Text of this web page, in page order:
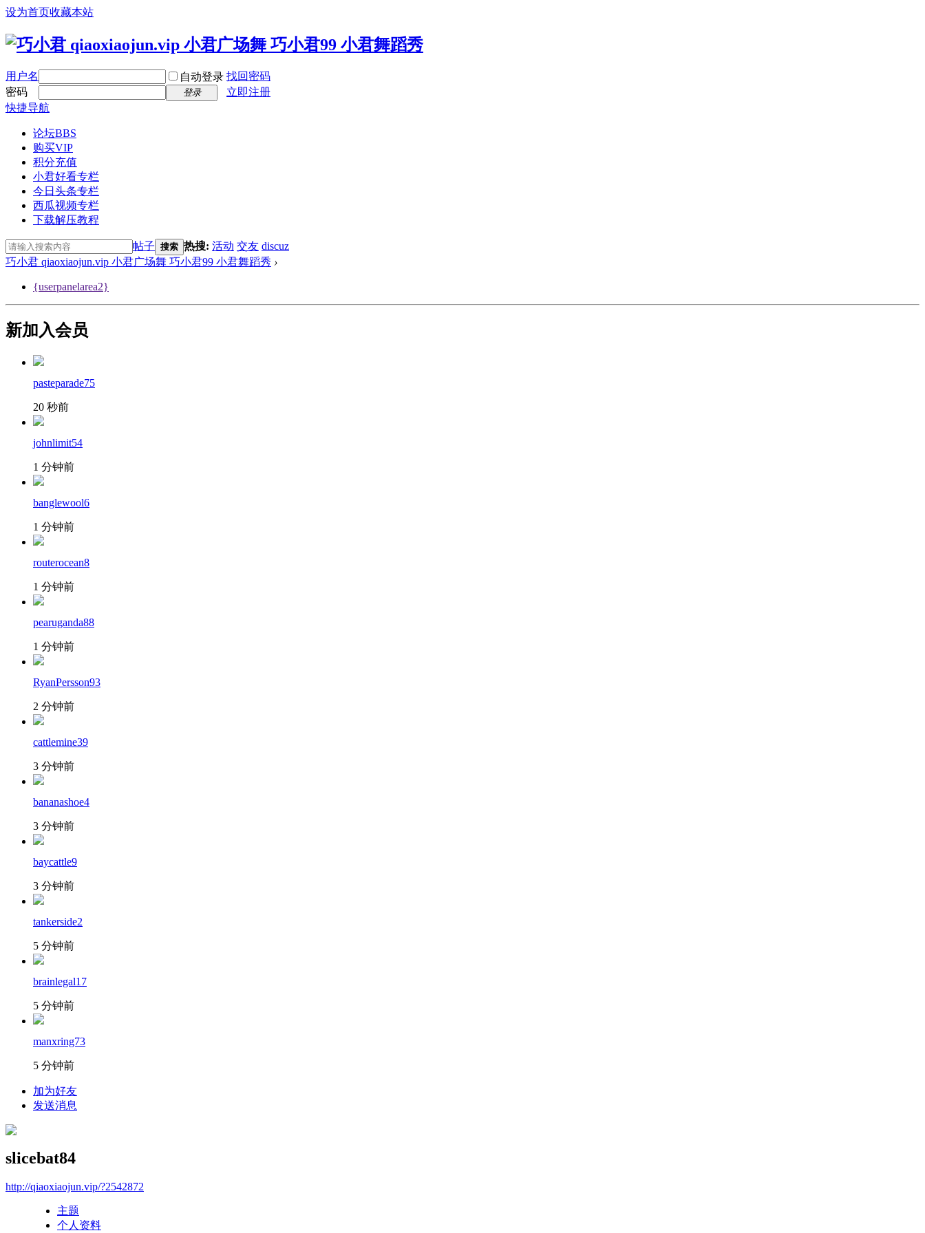
设为首页收藏本站
用户名 自动登录 找回密码
密码
登录
立即注册
快捷导航
论坛BBS
购买VIP
积分充值
小君好看专栏
今日头条专栏
西瓜视频专栏
下载解压教程
帖子 搜索 热搜: 活动 交友 discuz
巧小君 qiaoxiaojun.vip 小君广场舞 巧小君99 小君舞蹈秀 ›
{userpanelarea2}
新加入会员
pasteparade75
20 秒前
johnlimit54
1 分钟前
banglewool6
1 分钟前
routerocean8
1 分钟前
pearuganda88
1 分钟前
RyanPersson93
2 分钟前
cattlemine39
3 分钟前
bananashoe4
3 分钟前
baycattle9
3 分钟前
tankerside2
5 分钟前
brainlegal17
5 分钟前
manxring73
5 分钟前
加为好友
发送消息
slicebat84
http://qiaoxiaojun.vip/?2542872
主题
个人资料